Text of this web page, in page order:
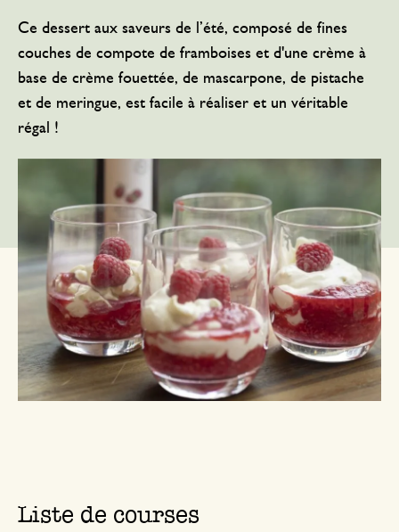
Ce dessert aux saveurs de l’été, composé de fines
couches de compote de framboises et d'une crème à
base de crème fouettée, de mascarpone, de pistache
et de meringue, est facile à réaliser et un véritable
régal !
Pour 6 personnes
Liste de courses